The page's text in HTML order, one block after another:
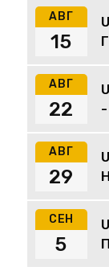
АВГ
15
АВГ
22
АВГ
29
СЕН
5